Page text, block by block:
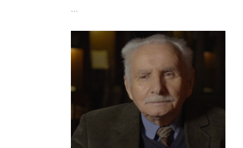
...